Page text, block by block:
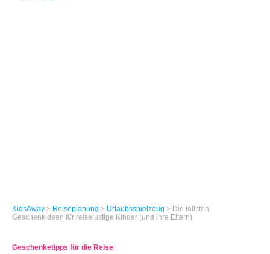
KidsAway > Reiseplanung > Urlaubsspielzeug > Die tollsten
Geschenkideen für reiselustige Kinder (und ihre Eltern)
Geschenketipps für die Reise